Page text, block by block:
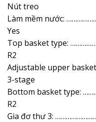
Nút treo
Làm mềm nước:
Yes
Top basket type:
R2
Adjustable upper
3-stage
Bottom basket type:
R2
Gia đơ thư 3: